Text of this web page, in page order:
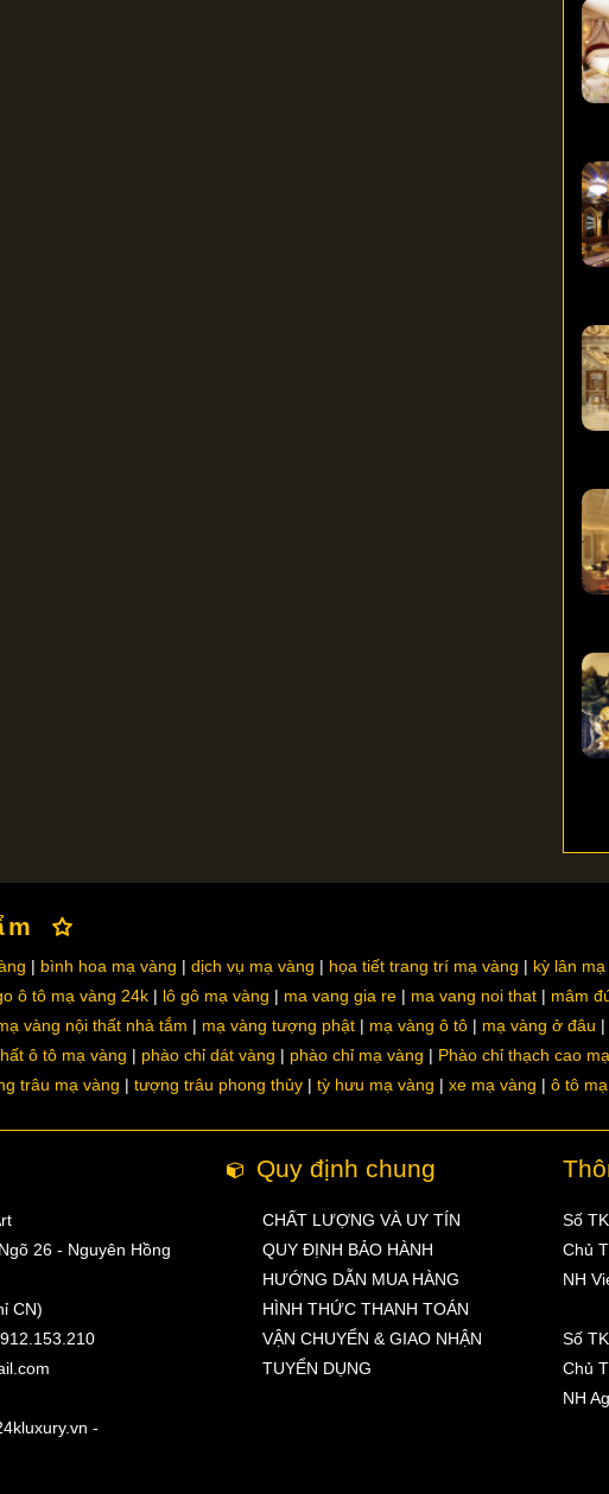
bình hoa mạ vàng dịch vụ mạ vàng họa tiết trang trí mạ vàng kỳ lân mạ
ô tô mạ vàng 24k lô gô mạ vàng ma vang gia re ma vang noi that mâm
vàng nội thất nhà tắm mạ vàng tượng phật mạ vàng ô tô mạ vàng ở đâu
ô tô mạ vàng phào chỉ dát vàng phào chỉ mạ vàng Phào chỉ thạch cao
trâu mạ vàng tượng trâu phong thủy tỳ hưu mạ vàng xe mạ vàng ô tô
26 - Nguyên Hồng
CN)
-
Quy định chung
CHẤT LƯỢNG VÀ UY TÍN
QUY ĐỊNH BẢO HÀNH
HƯỚNG DẪN MUA HÀNG
HÌNH THỨC THANH TOÁN
VẬN CHUYỂN & GIAO NHẬN
TUYỂN DỤNG
Số
Chủ
NH
Số
Chủ
NH